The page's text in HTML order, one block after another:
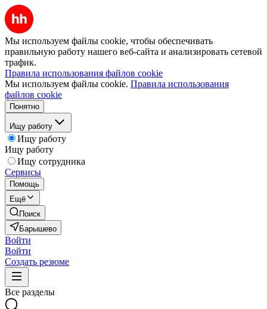
Мы используем файлы cookie, чтобы обеспечивать
правильную работу нашего веб-сайта и анализировать сетевой
трафик.
Правила использования файлов cookie
Мы используем файлы cookie. Правила использования
файлов cookie
Понятно
Ищу работу
Ищу работу
Ищу работу
Ищу сотрудника
Сервисы
Помощь
Ещё
Поиск
Барышево
Войти
Войти
Создать резюме
Все разделы